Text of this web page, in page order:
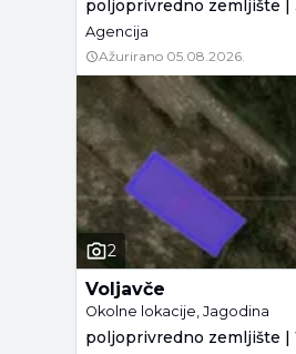
poljoprivredno zemljište |
Agencija
Ažurirano 05.08.2026.
2
Voljavče
Okolne lokacije, Jagodina
poljoprivredno zemljište |